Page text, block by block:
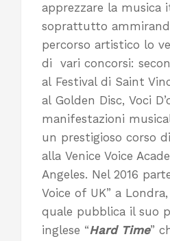
apprezzare la musica
soprattutto
percorso artistico lo
di vari concorsi:
al Festival di Saint
al Golden Disc, Voci
manifestazioni
un prestigioso corso
alla Venice Voice
Angeles. Nel 2016
Voice of UK” a
quale pubblica il suo
inglese “Hard Time”